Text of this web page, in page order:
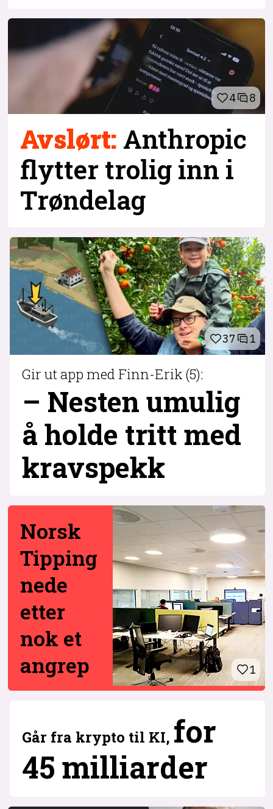
4 8
Avslørt: Anthropic
flytter trolig inn i
Trøndelag
37 1
Gir ut app med Finn-Erik (5):
– Nesten umulig
å holde tritt med
krav­spekk
1
Norsk
Tipping
nede
etter
nok et
angrep
Går fra krypto til KI, for
45 milliarder